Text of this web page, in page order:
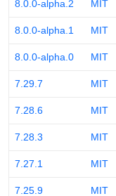
8.0.0-alpha.2 MIT
8.0.0-alpha.1 MIT
8.0.0-alpha.0 MIT
7.29.7 MIT
7.28.6 MIT
7.28.3 MIT
7.27.1 MIT
7.25.9 MIT